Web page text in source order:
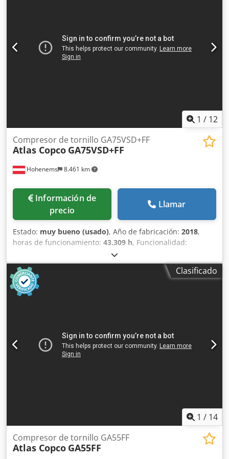
Cabina insonorizada • Control electrónico con pantalla
digital • Funcionamiento totalmente automático • Diseño
industrial para servicio continuo
1 / 12
Hohenems 8.461 km
Compresor de tornillo GA75VSD+FF
Atlas Copco GA75VSD+FF
Información de
precio
Llamar
Estado: muy bueno (usado), Año de fabricación: 2018,
horas de funcionamiento: 43.309 h, Funcionalidad:
, Compresor de tornillo Atlas Copco
GA75VSD+FF Inversor y secador integrados Cjdszp Urwjpfx
Amrjrf 75 kW 12,75 bar 15,50 m³/min Año de fabricación:
2018 Horas de funcionamiento: 43.309
Clasificado
1 / 14
Compresor de tornillo GA55FF
Atlas Copco GA55FF